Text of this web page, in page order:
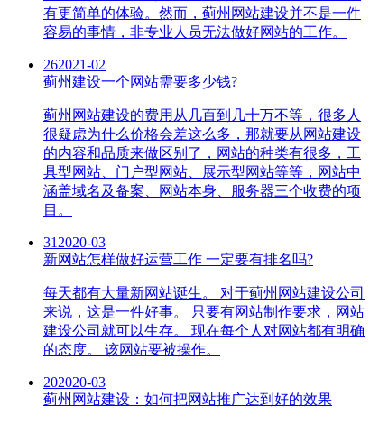
有更简单的体验。然而，蓟州网站建设并不是一件
容易的事情，非专业人员无法做好网站的工作。
262021-02
蓟州建设一个网站需要多少钱?
蓟州网站建设的费用从几百到几十万不等，很多人
很疑虑为什么价格会差这么多，那就要从网站建设
的内容和品质来做区别了，网站的种类有很多，工
具型网站、门户型网站、展示型网站等等，网站中
涵盖域名及备案、网站本身、服务器三个收费的项
目。
31 2020-03
新网站怎样做好运营工作 一定要有排名吗?
每天都有大量新网站诞生。 对于蓟州网站建设公司
来说，这是一件好事。 只要有网站制作要求，网站
建设公司就可以生存。 现在每个人对网站都有明确
的态度。 该网站要被操作。
202020-03
蓟州网站建设：如何把网站推广达到好的效果